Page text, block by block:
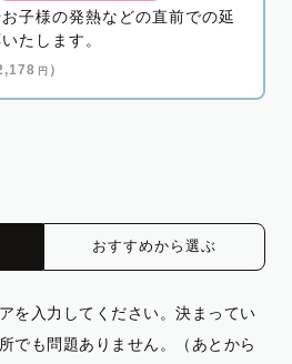
子様の発熱などの直前での延
たします。
円 ）
おすすめから選ぶ
を入力してください。決まってい
でも問題ありません。（あとから